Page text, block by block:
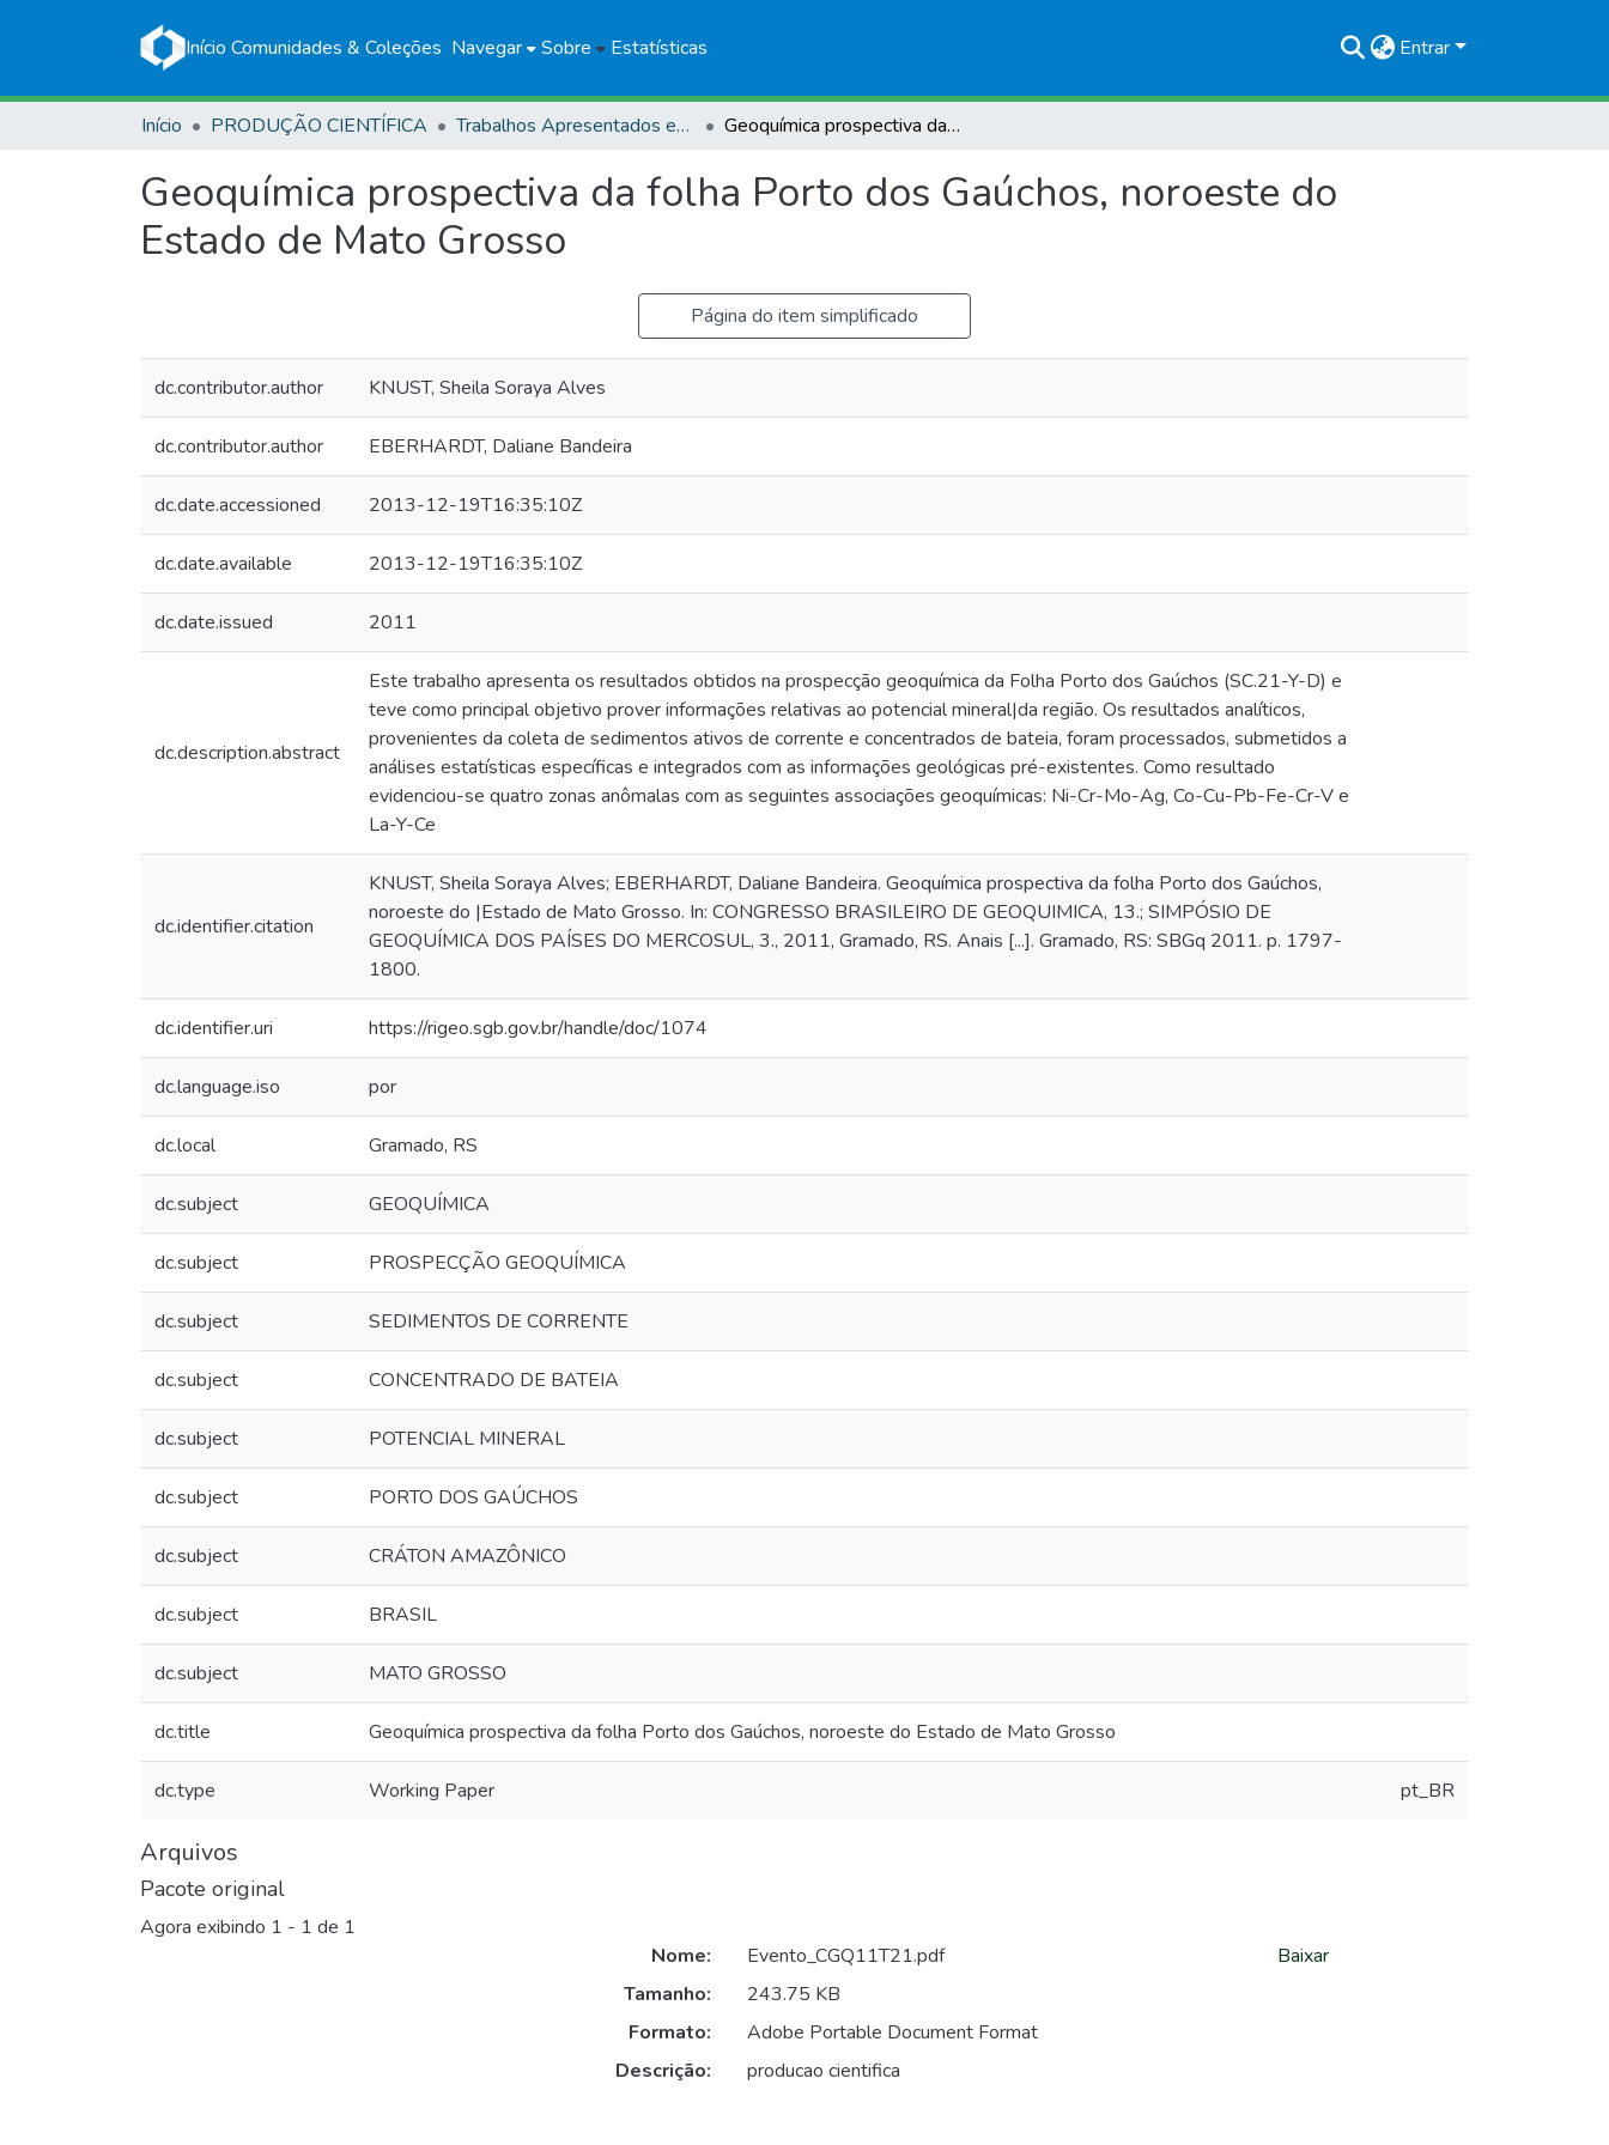
Início Comunidades & Coleções Navegar Sobre Estatísticas Entrar
Início PRODUÇÃO CIENTÍFICA Trabalhos Apresentados em Eventos Geoquímica prospectiva da folha Porto dos Gaúchos, noroeste do Estado de Mato Grosso
Geoquímica prospectiva da folha Porto dos Gaúchos, noroeste do
Estado de Mato Grosso
Página do item simplificado
dc.contributor.author KNUST, Sheila Soraya Alves
dc.contributor.author EBERHARDT, Daliane Bandeira
dc.date.accessioned 2013-12-19T16:35:10Z
dc.date.available 2013-12-19T16:35:10Z
dc.date.issued 2011
dc.description.abstract
Este trabalho apresenta os resultados obtidos na prospecção geoquímica da Folha Porto dos Gaúchos (SC.21-Y-D) e
teve como principal objetivo prover informações relativas ao potencial mineral|da região. Os resultados analíticos,
provenientes da coleta de sedimentos ativos de corrente e concentrados de bateia, foram processados, submetidos a
análises estatísticas específicas e integrados com as informações geológicas pré-existentes. Como resultado
evidenciou-se quatro zonas anômalas com as seguintes associações geoquímicas: Ni-Cr-Mo-Ag, Co-Cu-Pb-Fe-Cr-V e
La-Y-Ce
dc.identifier.citation
KNUST, Sheila Soraya Alves; EBERHARDT, Daliane Bandeira. Geoquímica prospectiva da folha Porto dos Gaúchos,
noroeste do |Estado de Mato Grosso. In: CONGRESSO BRASILEIRO DE GEOQUIMICA, 13.; SIMPÓSIO DE
GEOQUÍMICA DOS PAÍSES DO MERCOSUL, 3., 2011, Gramado, RS. Anais [...]. Gramado, RS: SBGq 2011. p. 1797-
1800.
dc.identifier.uri https://rigeo.sgb.gov.br/handle/doc/1074
dc.language.iso por
dc.local Gramado, RS
dc.subject GEOQUÍMICA
dc.subject PROSPECÇÃO GEOQUÍMICA
dc.subject SEDIMENTOS DE CORRENTE
dc.subject CONCENTRADO DE BATEIA
dc.subject POTENCIAL MINERAL
dc.subject PORTO DOS GAÚCHOS
dc.subject CRÁTON AMAZÔNICO
dc.subject BRASIL
dc.subject MATO GROSSO
dc.title Geoquímica prospectiva da folha Porto dos Gaúchos, noroeste do Estado de Mato Grosso
dc.type Working Paper pt_BR
Arquivos
Pacote original
Agora exibindo 1 - 1 de 1
Nome:
Evento_CGQ11T21.pdf
Tamanho:
243.75 KB
Formato:
Adobe Portable Document Format
Descrição:
producao cientifica
Baixar